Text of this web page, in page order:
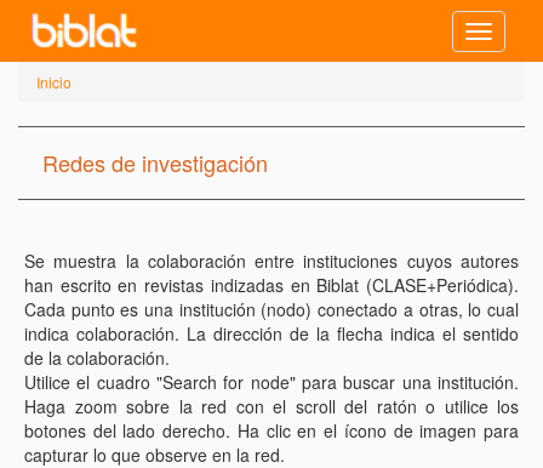
Toggle
Inicio
Redes de investigación
Se muestra la colaboración entre instituciones cuyos autores
han escrito en revistas indizadas en Biblat (CLASE+Periódica).
Cada punto es una institución (nodo) conectado a otras, lo cual
indica colaboración. La dirección de la flecha indica el sentido
de la colaboración.
Utilice el cuadro "Search for node" para buscar una institución.
Haga zoom sobre la red con el scroll del ratón o utilice los
botones del lado derecho. Ha clic en el ícono de imagen para
capturar lo que observe en la red.